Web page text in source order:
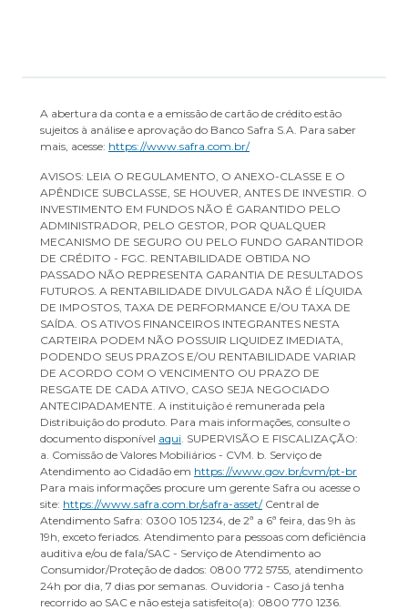
A abertura da conta e a emissão de cartão de crédito estão
sujeitos à análise e aprovação do Banco Safra S.A. Para saber
mais, acesse: https://www.safra.com.br/
AVISOS: LEIA O REGULAMENTO, O ANEXO-CLASSE E O
APÊNDICE SUBCLASSE, SE HOUVER, ANTES DE INVESTIR. O
INVESTIMENTO EM FUNDOS NÃO É GARANTIDO PELO
ADMINISTRADOR, PELO GESTOR, POR QUALQUER
MECANISMO DE SEGURO OU PELO FUNDO GARANTIDOR
DE CRÉDITO - FGC. RENTABILIDADE OBTIDA NO
PASSADO NÃO REPRESENTA GARANTIA DE RESULTADOS
FUTUROS. A RENTABILIDADE DIVULGADA NÃO É LÍQUIDA
DE IMPOSTOS, TAXA DE PERFORMANCE E/OU TAXA DE
SAÍDA. OS ATIVOS FINANCEIROS INTEGRANTES NESTA
CARTEIRA PODEM NÃO POSSUIR LIQUIDEZ IMEDIATA,
PODENDO SEUS PRAZOS E/OU RENTABILIDADE VARIAR
DE ACORDO COM O VENCIMENTO OU PRAZO DE
RESGATE DE CADA ATIVO, CASO SEJA NEGOCIADO
ANTECIPADAMENTE. A instituição é remunerada pela
Distribuição do produto. Para mais informações, consulte o
documento disponível aqui. SUPERVISÃO E FISCALIZAÇÃO:
a. Comissão de Valores Mobiliários - CVM. b. Serviço de
Atendimento ao Cidadão em https://www.gov.br/cvm/pt-br
Para mais informações procure um gerente Safra ou acesse o
site: https://www.safra.com.br/safra-asset/Central de
Atendimento Safra: 0300 105 1234, de 2ª a 6ª feira, das 9h às
19h, exceto feriados. Atendimento para pessoas com deficiência
auditiva e/ou de fala/SAC - Serviço de Atendimento ao
Consumidor/Proteção de dados: 0800 772 5755, atendimento
24h por dia, 7 dias por semanas. Ouvidoria - Caso já tenha
recorrido ao SAC e não esteja satisfeito(a): 0800 770 1236.